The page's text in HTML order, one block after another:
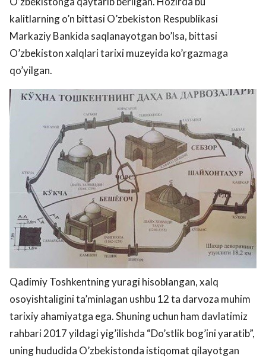
kalitlarning o’n bittasi O’zbekiston Respublikasi
Markaziy Bankida saqlanayotgan bo’lsa, bittasi
O’zbekiston xalqlari tarixi muzeyida ko’rgazmaga
qo’yilgan.
Qadimiy Toshkentning yuragi hisoblangan, xalq
osoyishtaligini ta’minlagan ushbu 12 ta darvoza muhim
tarixiy ahamiyatga ega. Shuning uchun ham davlatimiz
rahbari 2017 yildagi yig’ilishda “Do’stlik bog’ini yaratib”,
uning hududida O’zbekistonda istiqomat qilayotgan